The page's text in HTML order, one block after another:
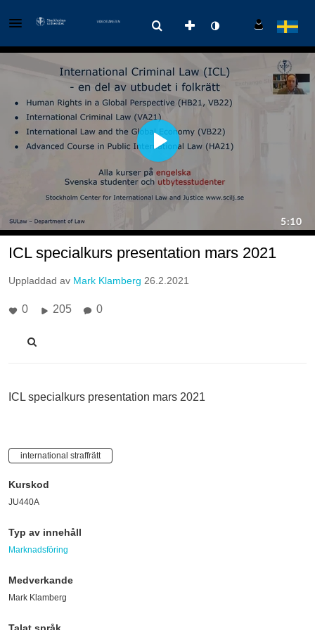
ICL specialkurs presentation mars 2021
Uppladdad av Mark Klamberg 26.2.2021
0 205 0
ICL specialkurs presentation mars 2021
international straffrätt
Kurskod
JU440A
Typ av innehåll
Marknadsföring
Medverkande
Mark Klamberg
Talat språk